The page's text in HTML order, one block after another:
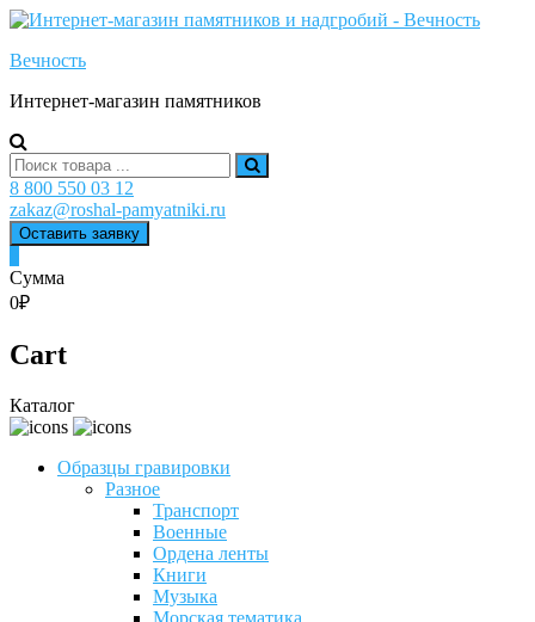
Skip
content
Вечность
Интернет-магазин памятников
Search
for:
8 800 550 03 12
zakaz@roshal-pamyatniki.ru
Оставить заявку
Сумма
0₽
Cart
Каталог
Образцы гравировки
Разное
Транспорт
Военные
Ордена ленты
Книги
Музыка
Морская тематика